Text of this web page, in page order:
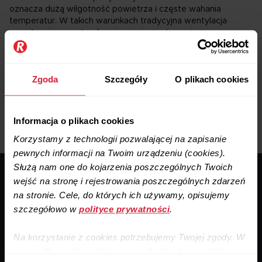
Zgoda Szczegóły O plikach cookies
Informacja o plikach cookies
Korzystamy z technologii pozwalającej na zapisanie
pewnych informacji na Twoim urządzeniu (cookies).
Służą nam one do kojarzenia poszczególnych Twoich
wejść na stronę i rejestrowania poszczególnych zdarzeń
na stronie. Cele, do których ich używamy, opisujemy
szczegółowo w polityce prywatności.
Na korzystanie z cookies potrzebujemy Twojej zgody. W
oznacza dużą wilgotność powietrza i częste wahania
temperatur. W takich warunkach tradycyjna wentylacja
grawitacyjna często okazuje się niewystarczająca.
Rozwiązaniem jest
, czyli nowoczesna wentylacja
Dzięki rekuperatorowi dom w Gdańsku zyskuje świeże
nieruchomości.
Doradcaod rekuperacjiw Gdańsku radzi
“w domu. Jak wod-kan czy instalacja elektryczna. Warto